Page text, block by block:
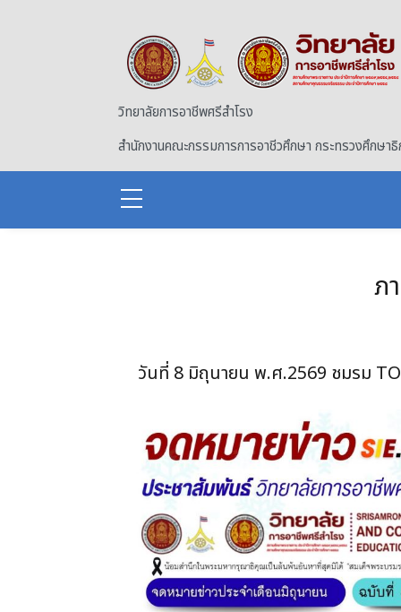
วิทยาลัยการอาชีพศรีสำโรง
สำนักงานคณะกรรมการการอาชีวศึกษา กระทรวงศึกษา
ภ
วันที่ 8 มิถุนายน พ.ศ.2569 ชมรม TO